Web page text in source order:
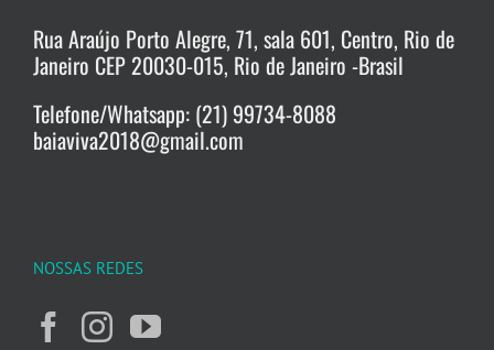
Rua Araújo Porto Alegre, 71, sala 601, Centro, Rio de
Janeiro CEP 20030-015, Rio de Janeiro -Brasil
Telefone/Whatsapp: (21) 99734-8088
baiaviva2018@gmail.com
NOSSAS REDES